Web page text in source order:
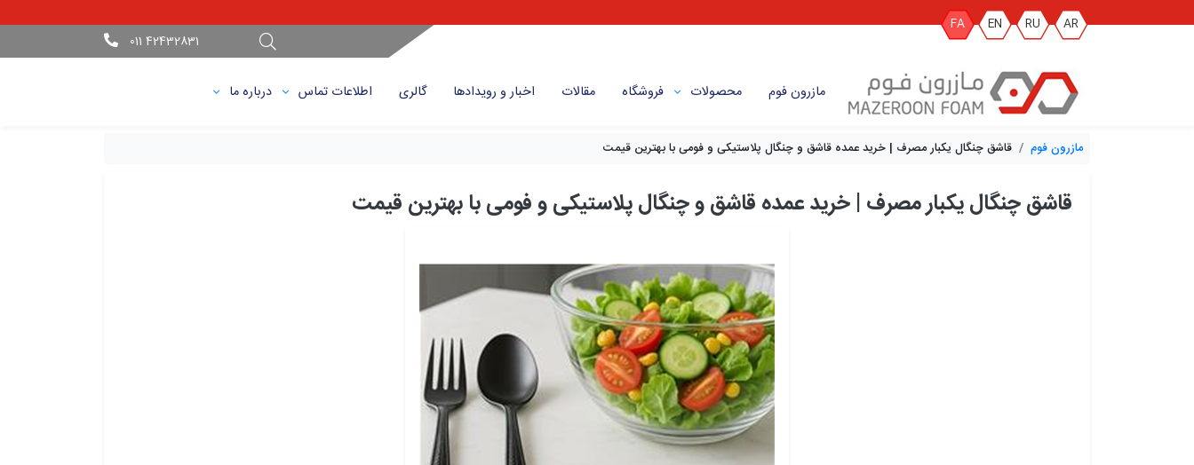
FA EN RU
AR
42432831 011
مازرون فوم محصولات فروشگاه مقالات اخبار و رویداد‌ها گالری اطلاعات تماس درباره ما
مازرون فوم قاشق چنگال یکبار مصرف | خرید عمده قاشق و چنگال پلاستیکی و فومی با بهترین قیمت
قاشق چنگال یکبار مصرف | خرید عمده قاشق و چنگال پلاستیکی و فومی با بهترین قیمت